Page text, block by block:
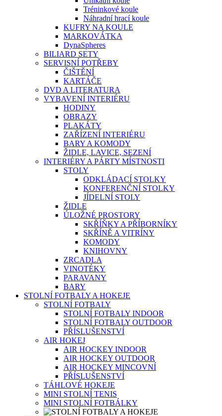
Tréninkové koule
Náhradní hrací koule
KUFRY NA KOULE
MARKOVÁTKA
DynaSpheres
BILIARD SETY
SERVISNÍ POTŘEBY
ČIŠTĚNÍ
KARTÁČE
DVD A LITERATURA
VYBAVENÍ INTERIÉRU
HODINY
OBRAZY
PLAKÁTY
ZAŘÍZENÍ INTERIÉRU
BARY A KOMODY
ŽIDLE, LAVICE, SEZENÍ
INTERIÉRY A PÁRTY MÍSTNOSTI
STOLY
ODKLÁDACÍ STOLKY
KONFERENČNÍ STOLKY
JÍDELNÍ STOLY
ŽIDLE
ÚLOŽNÉ PROSTORY
SKŘÍŇKY A PŘÍBORNÍKY
SKŘÍNĚ A VITRÍNY
KOMODY
KNIHOVNY
ZRCADLA
VINOTÉKY
PARAVANY
BARY
STOLNÍ FOTBALY A HOKEJE
STOLNÍ FOTBALY
STOLNÍ FOTBALY INDOOR
STOLNÍ FOTBALY OUTDOOR
PŘÍSLUŠENSTVÍ
AIR HOKEJ
AIR HOCKEY INDOOR
AIR HOCKEY OUTDOOR
AIR HOCKEY MINCOVNÍ
PŘÍSLUŠENSTVÍ
TÁHLOVÉ HOKEJE
MINI STOLNÍ TENIS
MINI STOLNÍ FOTBÁLKY